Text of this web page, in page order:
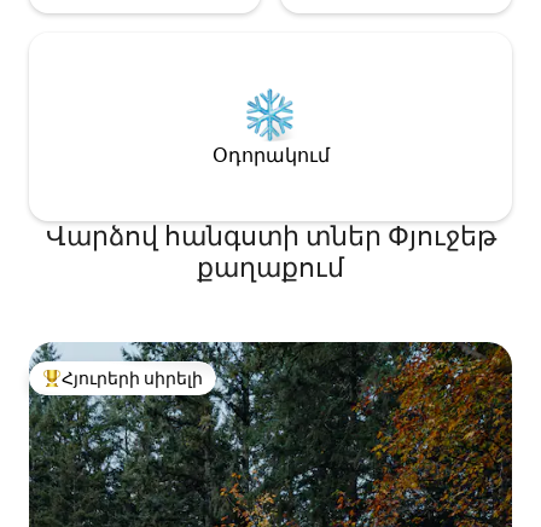
Օդորակում
Վարձով հանգստի տներ Փյուջեթ
քաղաքում
Հյուրերի սիրելի լավագույն տները
Հյուրերի սիրելի